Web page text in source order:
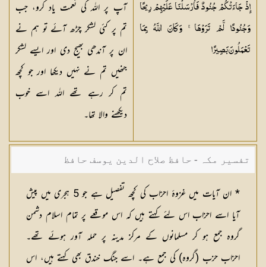
إِذْ جَاءَتْكُمْ جُنُودٌ فَأَرْسَلْنَا عَلَيْهِمْ رِيحًا
وَجُنُودًا لَّمْ تَرَوْهَا ۚ وَكَانَ اللَّهُ بِمَا
تَعْمَلُونَبَصِيرًا
آپ پر اللہ کی نعمت یاد کرو، جب
تم پر کئی لشکر چڑھ آئے تو ہم نے
ان پر آندھی بھیج دی اور ایسے لشکر
جنھیں تم نے نہیں دیکھا اور جو کچھ
تم کر رہے تھے اللہ اسے خوب
دیکھنے والا تھا۔
تفسیر مکہ - حافظ صلاح الدین یوسف حافظ
* ان آیات میں غزوۂ احزاب کی کچھ تفصیل ہے جو 5 ہجری میں پیش
آیا اسے احزاب اس لئے کہتے ہیں کہ اس موقعے پر تمام اسلام دشمن
گروہ جمع ہو کر مسلمانوں کے مرکز مدینہ پر حملہ آور ہوئے تھے۔
احزاب حزب (گروہ) کی جمع ہے۔ اسے جنگ خندق بھی کہتے ہیں، اس